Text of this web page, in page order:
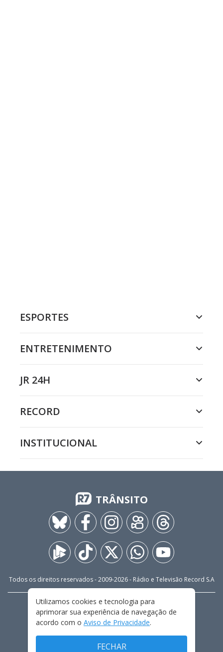
ESPORTES
ENTRETENIMENTO
JR 24H
RECORD
INSTITUCIONAL
TRÂNSITO
Todos os direitos reservados - 2009-2026- Rádio e Televisão Record S.A
FALE CONOSCO
PRIVACIDADE
TERMOS E CONDIÇÕES DE USO
Utilizamos cookies e tecnologia para
aprimorar sua experiência de navegação de
acordo com o Aviso de Privacidade.
FECHAR